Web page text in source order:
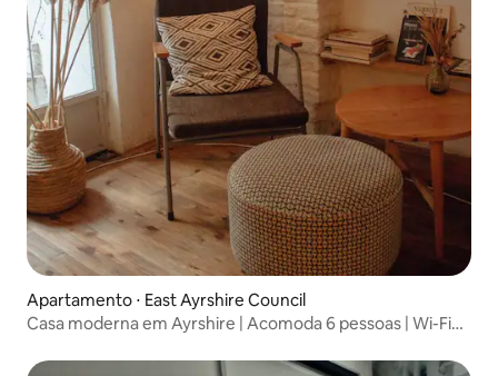
Apartamento ⋅ East Ayrshire Council
Casa moderna em Ayrshire | Acomoda 6 pessoas | Wi-Fi